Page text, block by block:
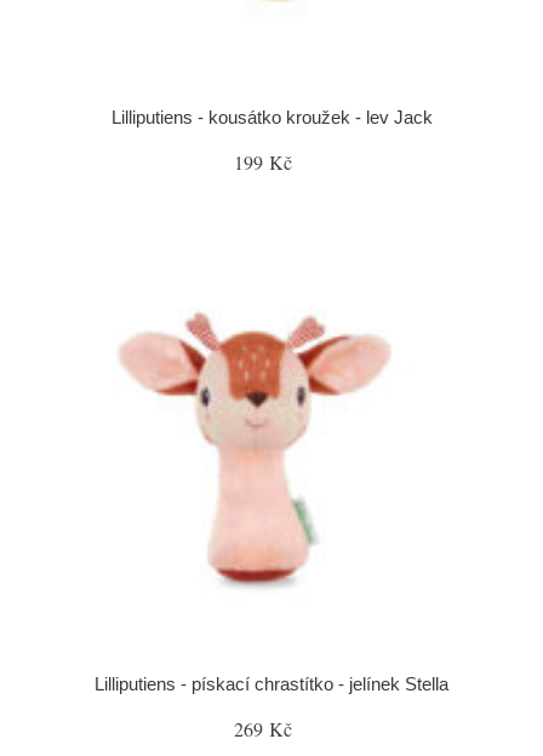
Lilliputiens - kousátko kroužek - lev Jack
199 Kč
Lilliputiens - pískací chrastítko - jelínek Stella
269 Kč